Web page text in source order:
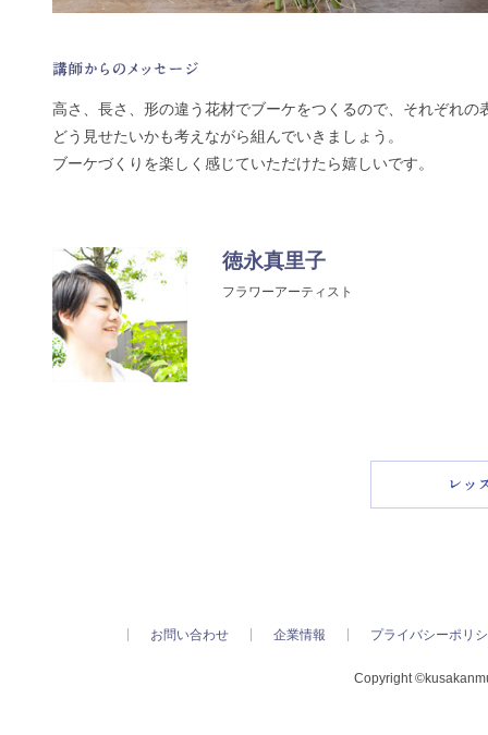
高さ、長さ、形の違う花材でブーケをつくるので、それぞれの
どう見せたいかも考えながら組んでいきましょう。
ブーケづくりを楽しく感じていただけたら嬉しいです。
徳永真里子
フラワーアーティスト
お問い合わせ 企業情報 プライバシーポリ
Copyright